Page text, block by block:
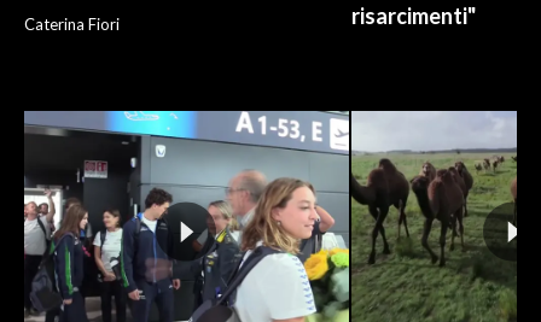
Caterina Fiori
risarcimenti"